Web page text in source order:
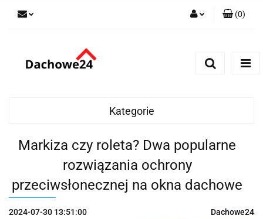
(0)
Kategorie
Markiza czy roleta? Dwa popularne
rozwiązania ochrony
przeciwsłonecznej na okna dachowe
2024-07-30 13:51:00 Dachowe24